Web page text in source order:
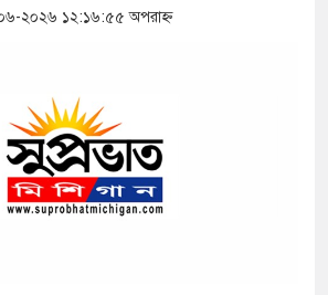
২০২৬ ১২:১৬:৫৫ অপরাহ্ন